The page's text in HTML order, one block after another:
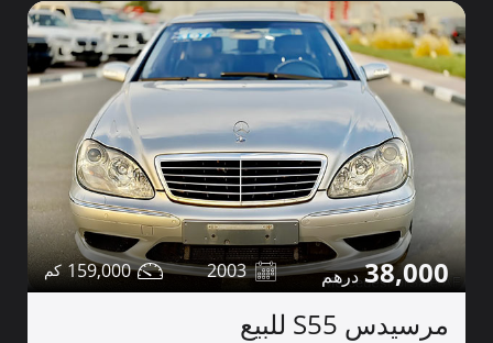
38,000
2003
159,000
مرسيدس S55 للبيع